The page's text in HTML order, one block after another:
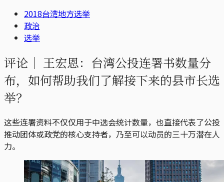
2018台湾地方选举
政治
选举
评论｜ 王宏恩：台湾公投连署书数量分
布，如何帮助我们了解接下来的县市长选
举？
这些连署资料不仅仅用于中选会统计数量，也直接代表了公投
推动团体或政党的核心支持者，乃至可以动员的三十万潜在人
力。